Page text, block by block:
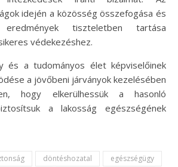
idején a közösség összefogása és
tiszteletben tartása
védekezéshez.
és a tudományos élet képviselőinek
a jövőbeni járványok kezelésében
hogy elkerülhessük a hasonló
a lakosság egészségének
döntéshozatal
egészségügy